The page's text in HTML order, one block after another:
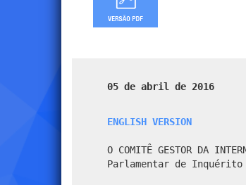
05 de abril de 2016
ENGLISH VERSION
O COMITÊ GESTOR DA
Parlamentar de